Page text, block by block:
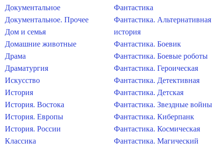
Документальное
Документальное. Прочее
Дом и семья
Домашние животные
Драма
Драматургия
Искусство
История
История. Востока
История. Европы
История. России
Классика
Фантастика
Фантастика. Альтернативная
история
Фантастика. Боевик
Фантастика. Боевые роботы
Фантастика. Героическая
Фантастика. Детективная
Фантастика. Детская
Фантастика. Звездные войны
Фантастика. Киберпанк
Фантастика. Космическая
Фантастика. Магический